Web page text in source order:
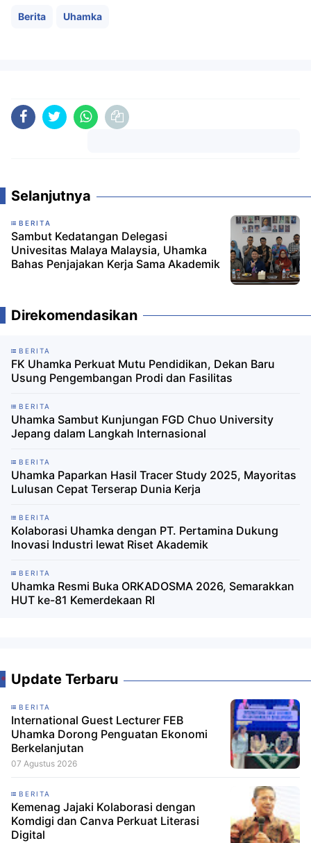
Berita Uhamka
Selanjutnya
BERITA
Sambut Kedatangan Delegasi
Univesitas Malaya Malaysia, Uhamka
Bahas Penjajakan Kerja Sama Akademik
Direkomendasikan
BERITA
FK Uhamka Perkuat Mutu Pendidikan, Dekan Baru
Usung Pengembangan Prodi dan Fasilitas
BERITA
Uhamka Sambut Kunjungan FGD Chuo University
Jepang dalam Langkah Internasional
BERITA
Uhamka Paparkan Hasil Tracer Study 2025, Mayoritas
Lulusan Cepat Terserap Dunia Kerja
BERITA
Kolaborasi Uhamka dengan PT. Pertamina Dukung
Inovasi Industri lewat Riset Akademik
BERITA
Uhamka Resmi Buka ORKADOSMA 2026, Semarakkan
HUT ke-81 Kemerdekaan RI
Update Terbaru
BERITA
International Guest Lecturer FEB
Uhamka Dorong Penguatan Ekonomi
Berkelanjutan
07 Agustus 2026
BERITA
Kemenag Jajaki Kolaborasi dengan
Komdigi dan Canva Perkuat Literasi
Digital